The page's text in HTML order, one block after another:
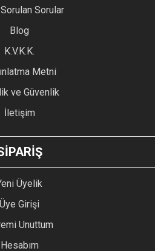
Sorular
Blog
K.V.K.K.
Metni
ve Güvenlik
İletişim
Üyelik
Üye Girişi
Unuttum
Hesabım